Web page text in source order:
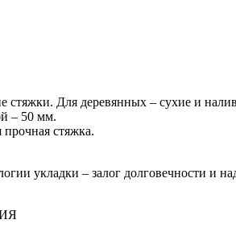
стяжки. Для деревянных – сухие и
– 50 мм.
стяжка.
укладки – залог долговечности и